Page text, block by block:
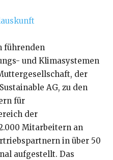
führenden
und Klimasystemen
der
AG, zu den
für
der
Mitarbeitern an
in über 50
aufgestellt. Das